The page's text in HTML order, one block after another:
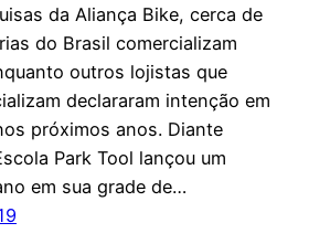
da Aliança Bike, cerca de
do Brasil comercializam
outros lojistas que
declararam intenção em
próximos anos. Diante
Park Tool lançou um
em sua grade de…